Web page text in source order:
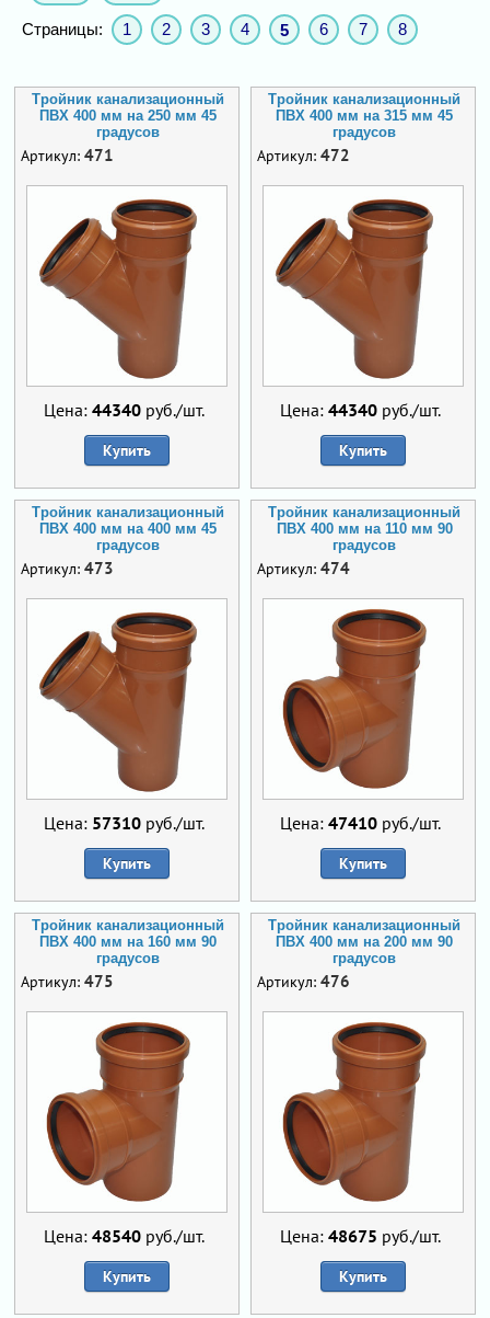
Страницы: 1 2 3 4 5 6 7 8
Тройник канализационный
ПВХ 400 мм на 250 мм 45
градусов
Артикул: 471
Цена: 44340 руб./шт.
Купить
Тройник канализационный
ПВХ 400 мм на 315 мм 45
градусов
Артикул: 472
Цена: 44340 руб./шт.
Купить
Тройник канализационный
ПВХ 400 мм на 400 мм 45
градусов
Артикул: 473
Цена: 57310 руб./шт.
Купить
Тройник канализационный
ПВХ 400 мм на 110 мм 90
градусов
Артикул: 474
Цена: 47410 руб./шт.
Купить
Тройник канализационный
ПВХ 400 мм на 160 мм 90
градусов
Артикул: 475
Цена: 48540 руб./шт.
Купить
Тройник канализационный
ПВХ 400 мм на 200 мм 90
градусов
Артикул: 476
Цена: 48675 руб./шт.
Купить